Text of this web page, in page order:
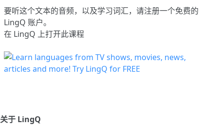
要听这个文本的音频，以及学习词汇，请注册一个免费的
LingQ 账户。
在 LingQ 上打开此课程
关于 LingQ